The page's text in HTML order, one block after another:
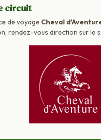
circuit
de voyage Cheval
rendez-vous direction sur le